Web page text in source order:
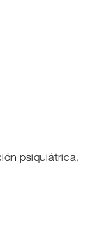
psiquiátrica,